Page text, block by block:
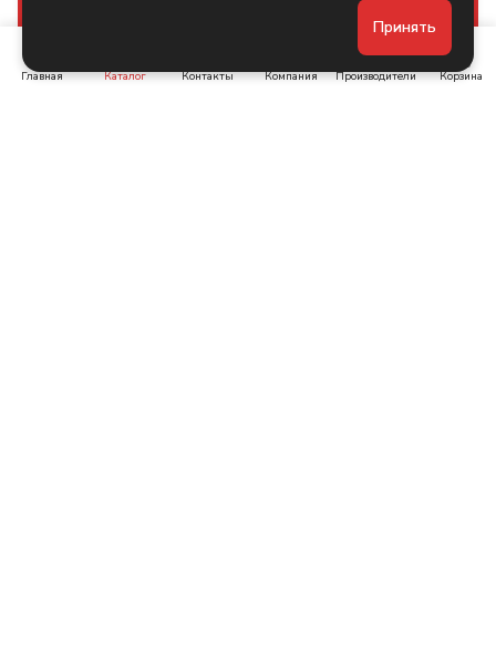
Главная Каталог Контакты Компания Производители Корзина
Принять